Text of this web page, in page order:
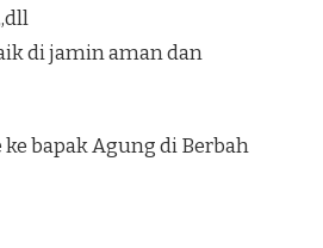
di jamin aman dan
bapak Agung di Berbah